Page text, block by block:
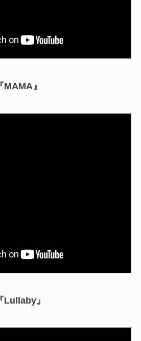
』
Lullaby』